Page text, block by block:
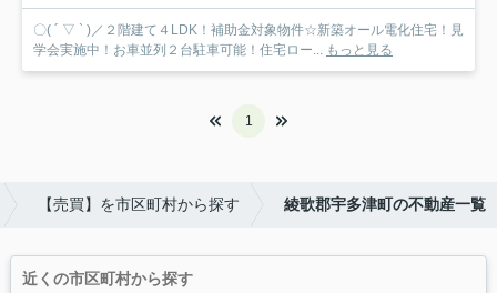
〇( ´ ▽ ` )／２階建て４LDK！補助金対象物件☆新築オール電化住宅！見
学会実施中！お車並列２台駐車可能！住宅ロー... もっと見る
1
【売買】を市区町村から探す 綾歌郡宇多津町の不動産一覧
近くの市区町村から探す